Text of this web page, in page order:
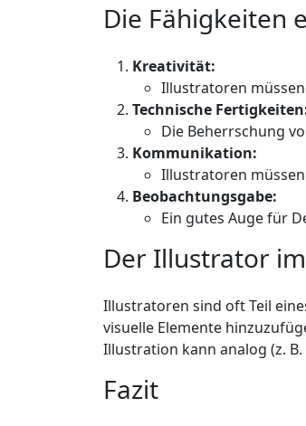
Die Fähigkeiten
Kreativität:
Illustratoren
Technische
Die Beherrschung
Kommunikation:
Illustratoren
Beobachtungsgabe:
Ein gutes Auge für
Der Illustrator
Illustratoren sind oft Teil
visuelle Elemente
Illustration kann analog (z.
Fazit